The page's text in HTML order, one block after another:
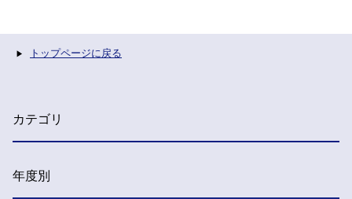
トップページに戻る
カテゴリ
年度別